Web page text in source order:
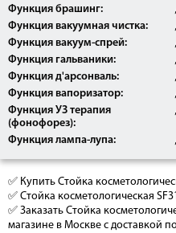
Функция брашинг:
Функция вакуумная чистка:
Функция вакуум-спрей:
Функция гальваники:
Функция д'арсонваль:
Функция вапоризатор:
Функция УЗ терапия
(фонофорез):
Функция лампа-лупа:
Брашинг
Ультрафонофорез
Вакуумная чистка
Вакуумно-роликовый массаж
Ультразвуковая чистка
✅ Купить Стойка
✅ Стойка косметологическая
✅ Заказать Стойка
магазине в Москве с доставкой